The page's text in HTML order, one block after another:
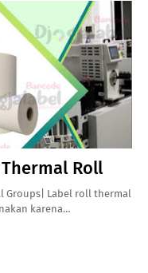
Roll
Groups| Label roll thermal
karena…